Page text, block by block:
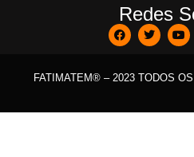
Redes
FATIMATEM® – 2023 TODOS